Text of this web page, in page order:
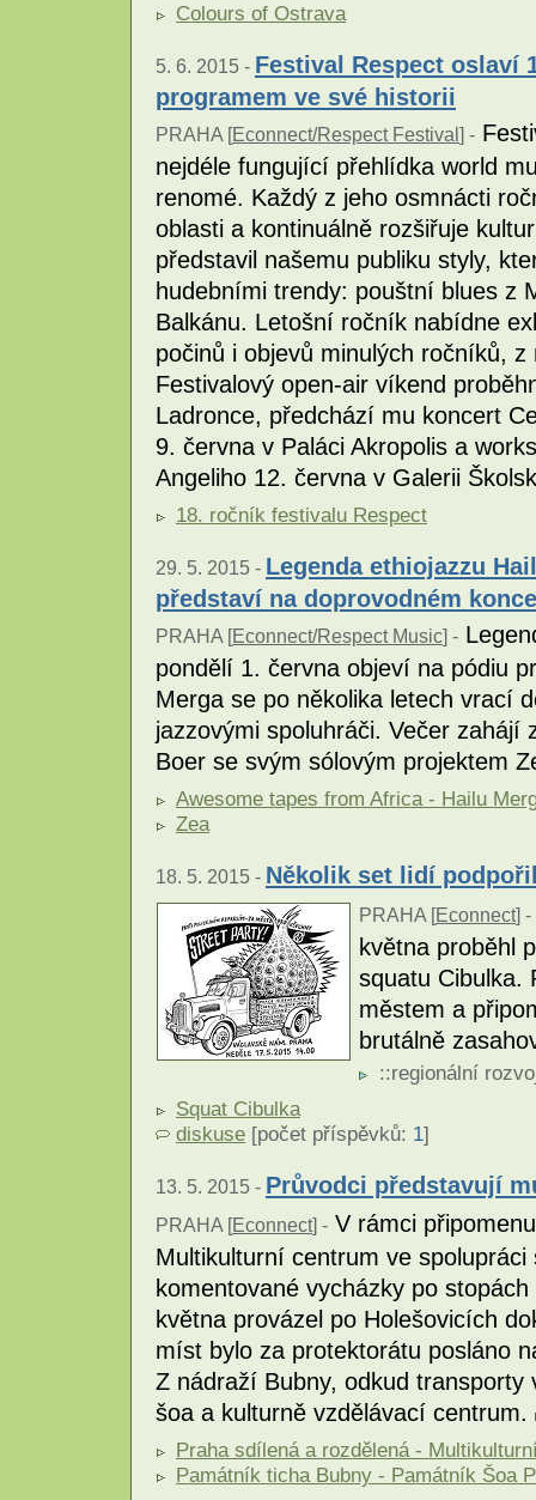
Colours of Ostrava
5. 6. 2015 - Festival Respect oslaví
programem ve své historii
PRAHA [Econnect/Respect Festival ] -
nejdéle fungující přehlídka world
renomé. Každý z jeho osmnácti
oblasti a kontinuálně rozšiřuje
představil našemu publiku styly,
hudebními trendy: pouštní blues z
Balkánu. Letošní ročník nabídne
počinů i objevů minulých ročníků,
Festivalový open-air víkend
Ladronce, předchází mu koncert
9. června v Paláci Akropolis a
Angeliho 12. června v Galerii
18. ročník festivalu Respect
29. 5. 2015 - Legenda ethiojazzu
představí na doprovodném
PRAHA [Econnect/Respect Music] -
pondělí 1. června objeví na pódiu
Merga se po několika letech vrací
jazzovými spoluhráči. Večer zahájí
Boer se svým sólovým projektem
Awesome tapes from Africa - Hailu
Zea
18. 5. 2015 - Několik set lidí
PRAHA [Econnect] -
května proběhl
squatu Cibulka.
městem a
brutálně
::regionální
Squat Cibulka
diskuse [počet příspěvků: 1]
13. 5. 2015 - Průvodci představují
PRAHA [Econnect] - V rámci
Multikulturní centrum ve
komentované vycházky po
května provázel po Holešovicích
míst bylo za protektorátu posláno
Z nádraží Bubny, odkud
šoa a kulturně vzdělávací centrum.
Praha sdílená a rozdělená -
Památník ticha Bubny - Památník Šoa